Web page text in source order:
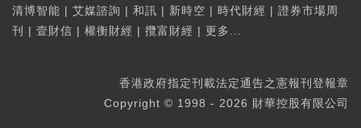
清博智能 | 艾媒諮詢 | 和訊 | 新時空 | 時代財經 | 證券市場周
刊
| 壹財信 | 權衡財經 | 攬富財經 | 更多...
香港政府指定刊載法定通告之憲報刊登報章
Copyright © 1998 - 2026 財華控股有限公司